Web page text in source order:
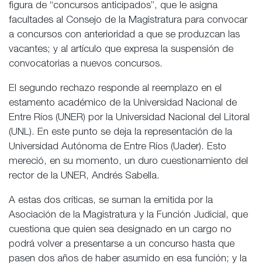
figura de “concursos anticipados”, que le asigna
facultades al Consejo de la Magistratura para convocar
a concursos con anterioridad a que se produzcan las
vacantes; y al artículo que expresa la suspensión de
convocatorias a nuevos concursos.
El segundo rechazo responde al reemplazo en el
estamento académico de la Universidad Nacional de
Entre Ríos (UNER) por la Universidad Nacional del Litoral
(UNL). En este punto se deja la representación de la
Universidad Autónoma de Entre Ríos (Uader). Esto
mereció, en su momento, un duro cuestionamiento del
rector de la UNER, Andrés Sabella.
A estas dos críticas, se suman la emitida por la
Asociación de la Magistratura y la Función Judicial, que
cuestiona que quien sea designado en un cargo no
podrá volver a presentarse a un concurso hasta que
pasen dos años de haber asumido en esa función; y la